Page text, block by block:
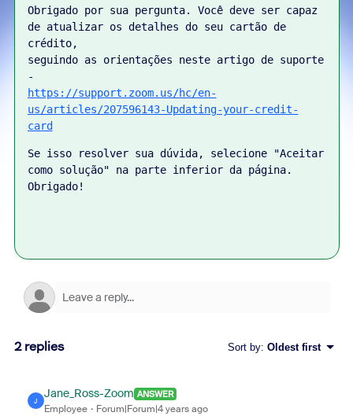
Obrigado por sua pergunta. Você deve ser capaz
de atualizar os detalhes do seu cartão de
crédito,
seguindo as orientações neste artigo de suporte
-
https://support.zoom.us/hc/en-
us/articles/207596143-Updating-your-credit-
card
Se isso resolver sua dúvida, selecione "Aceitar
como solução" na parte inferior da página.
Obrigado!
2 replies Sort by: Oldest first
J
Jane_Ross-Zoom ANSWER
Employee Forum|Forum|4 years ago